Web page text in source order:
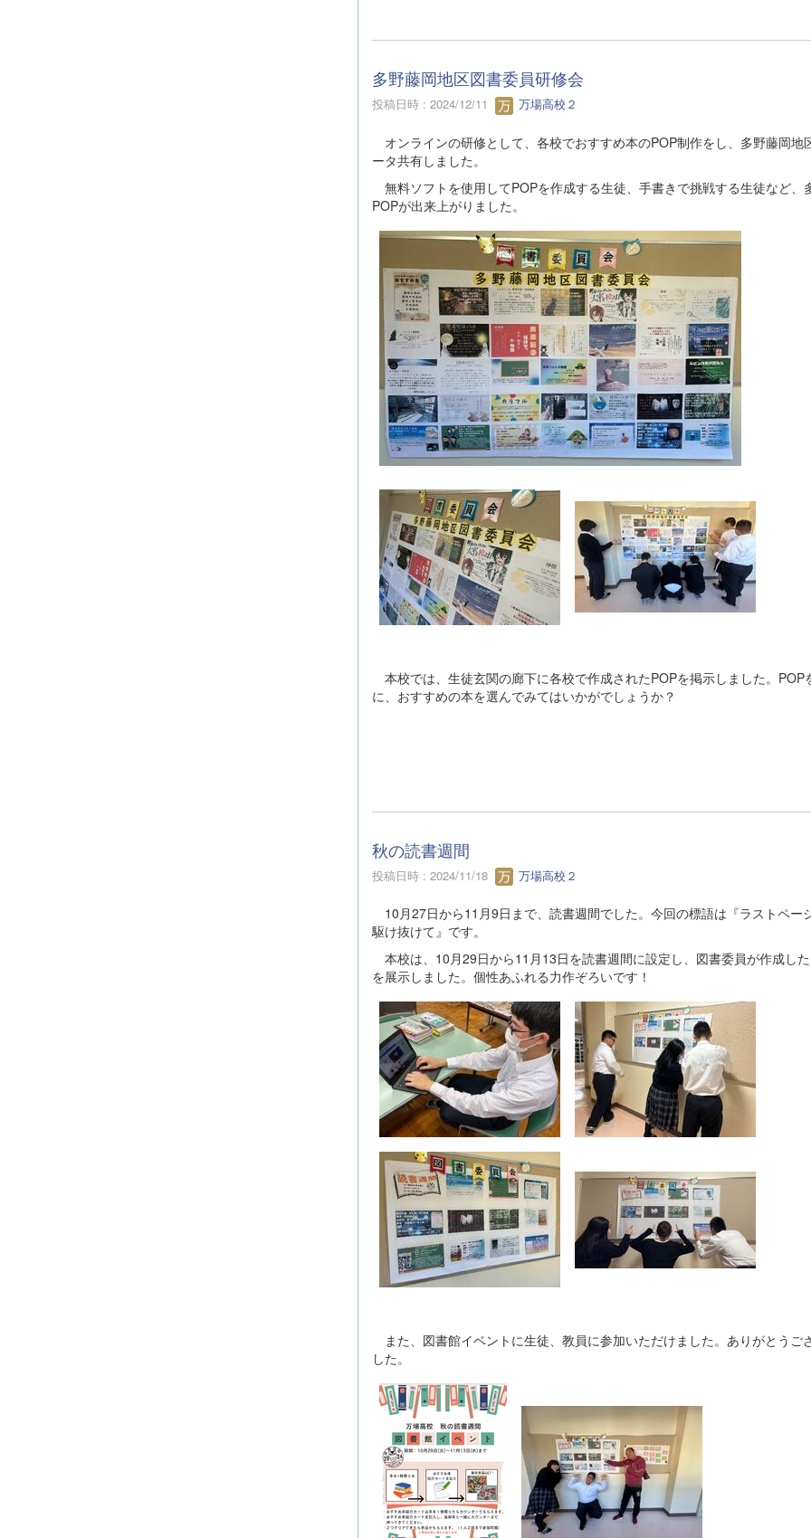
多野藤岡地区図書委員研修会
投稿日時 : 2024/12/11 万場高校２
オンラインの研修として、各校でおすすめ本のPOP制作をし、多野藤岡地
ータ共有しました。
無料ソフトを使用してPOPを作成する生徒、手書きで挑戦する生徒など、
POPが出来上がりました。
本校では、生徒玄関の廊下に各校で作成されたPOPを掲示しました。POP
に、おすすめの本を選んでみてはいかがでしょうか？
秋の読書週間
投稿日時 : 2024/11/18 万場高校２
10月27日から11月9日まで、読書週間でした。今回の標語は『ラストペー
駆け抜けて』です。
本校は、10月29日から11月13日を読書週間に設定し、図書委員が作成し
を展示しました。個性あふれる力作ぞろいです！
また、図書館イベントに生徒、教員に参加いただけました。ありがとうご
した。